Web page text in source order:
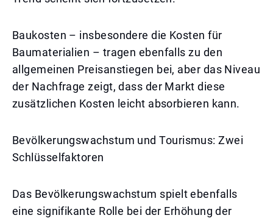
Baukosten – insbesondere die Kosten für
Baumaterialien – tragen ebenfalls zu den
allgemeinen Preisanstiegen bei, aber das Niveau
der Nachfrage zeigt, dass der Markt diese
zusätzlichen Kosten leicht absorbieren kann.
Bevölkerungswachstum und Tourismus: Zwei
Schlüsselfaktoren
Das Bevölkerungswachstum spielt ebenfalls
eine signifikante Rolle bei der Erhöhung der